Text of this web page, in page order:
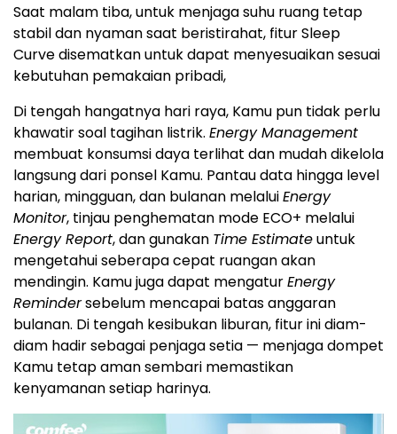
Saat malam tiba, untuk menjaga suhu ruang tetap
stabil dan nyaman saat beristirahat, fitur Sleep
Curve disematkan untuk dapat menyesuaikan sesuai
kebutuhan pemakaian pribadi,
Di tengah hangatnya hari raya, Kamu pun tidak perlu
khawatir soal tagihan listrik. Energy Management
membuat konsumsi daya terlihat dan mudah dikelola
langsung dari ponsel Kamu. Pantau data hingga level
harian, mingguan, dan bulanan melaluiEnergy
Monitor, tinjau penghematan mode ECO+ melalui
Energy Report, dan gunakan Time Estimateuntuk
mengetahui seberapa cepat ruangan akan
mendingin. Kamu juga dapat mengaturEnergy
Remindersebelum mencapai batas anggaran
bulanan. Di tengah kesibukan liburan, fitur ini diam-
diam hadir sebagai penjaga setia — menjaga dompet
Kamu tetap aman sembari memastikan
kenyamanan setiap harinya.